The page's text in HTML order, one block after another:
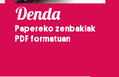
Denda
Papereko zenbakiak
PDF formatuan